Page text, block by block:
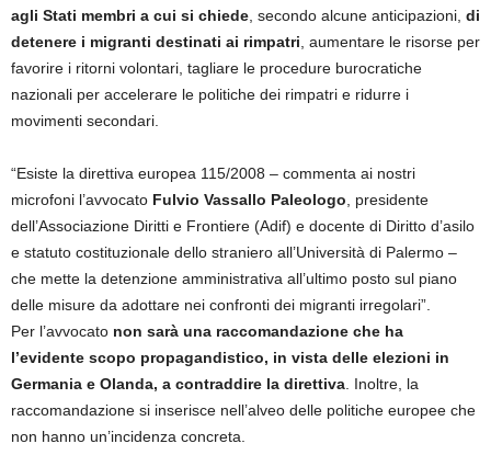
agli Stati membri a cui si chiede , secondo alcune anticipazioni, di
detenere i migranti destinati ai rimpatri , aumentare le risorse per
favorire i ritorni volontari, tagliare le procedure burocratiche
nazionali per accelerare le politiche dei rimpatri e ridurre i
movimenti secondari.
“Esiste la direttiva europea 115/2008 – commenta ai nostri
microfoni l’avvocato Fulvio Vassallo Paleologo , presidente
dell’Associazione Diritti e Frontiere (Adif) e docente di Diritto d’asilo
e statuto costituzionale dello straniero all’Università di Palermo –
che mette la detenzione amministrativa all’ultimo posto sul piano
delle misure da adottare nei confronti dei migranti irregolari”.
Per l’avvocato non sarà una raccomandazione che ha
l’evidente scopo propagandistico, in vista delle elezioni in
Germania e Olanda, a contraddire la direttiva . Inoltre, la
raccomandazione si inserisce nell’alveo delle politiche europee che
non hanno un’incidenza concreta.